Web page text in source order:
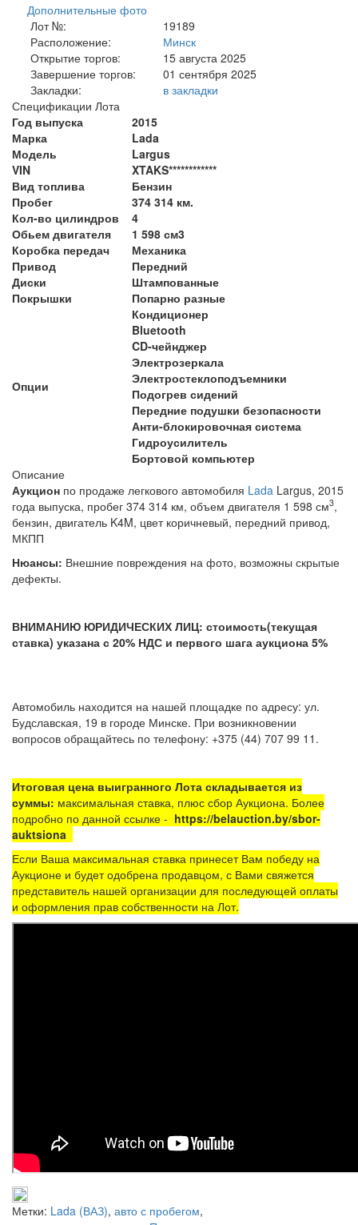
Дополнительные фото
Лот №:
19189
Расположение:
Минск
Открытие торгов:
15 августа 2025
Завершение торгов:
01 сентября 2025
Закладки:
в закладки
Спецификации Лота
Год выпуска
2015
Марка
Lada
Модель
Largus
VIN
XTAKS************
Вид топлива
Бензин
Пробег
374 314 км.
Кол-во цилиндров
4
Обьем двигателя
1 598 см3
Коробка передач
Механика
Привод
Передний
Диски
Штампованные
Покрышки
Попарно разные
Опции
Кондиционер
Bluetooth
CD-чейнджер
Электрозеркала
Электростеклоподъемники
Подогрев сидений
Передние подушки безопасности
Анти-блокировочная система
Гидроусилитель
Бортовой компьютер
Описание
Аукцион по продаже легкового автомобиля Lada Largus, 2015
года выпуска, пробег 374 314 км, объем двигателя 1 598 см3,
бензин, двигатель K4M, цвет коричневый, передний привод,
МКПП
Нюансы: Внешние повреждения на фото, возможны скрытые
дефекты.
ВНИМАНИЮ ЮРИДИЧЕСКИХ ЛИЦ: стоимость(текущая
ставка) указана с 20% НДС и первого шага аукциона 5%
Автомобиль находится на нашей площадке по адресу: ул.
Будславская, 19 в городе Минске. При возникновении
вопросов обращайтесь по телефону: +375 (44) 707 99 11.
Итоговая цена выигранного Лота складывается из
суммы: максимальная ставка, плюс сбор Аукциона. Более
подробно по данной ссылке - https://belauction.by/sbor-
auktsiona
Если Ваша максимальная ставка принесет Вам победу на
Аукционе и будет одобрена продавцом, с Вами свяжется
представитель нашей организации для последующей оплаты
и оформления прав собственности на Лот.
Метки: Lada (ВАЗ), авто с пробегом,